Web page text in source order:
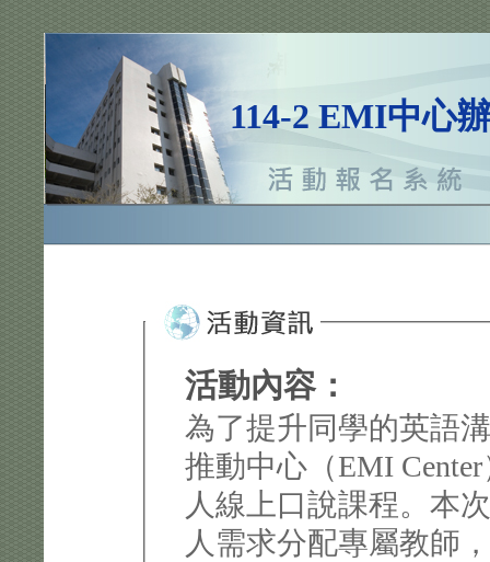
114-2 EMI中心
活動內容：
為了提升同學的英語
推動中心（EMI
人線上口說課程。本
人需求分配專屬教師